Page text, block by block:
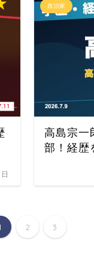
政治家
高島宗一
部！経歴
2 3